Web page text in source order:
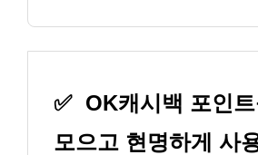
✅ OK캐시백 포인트
모으고 현명하게 사